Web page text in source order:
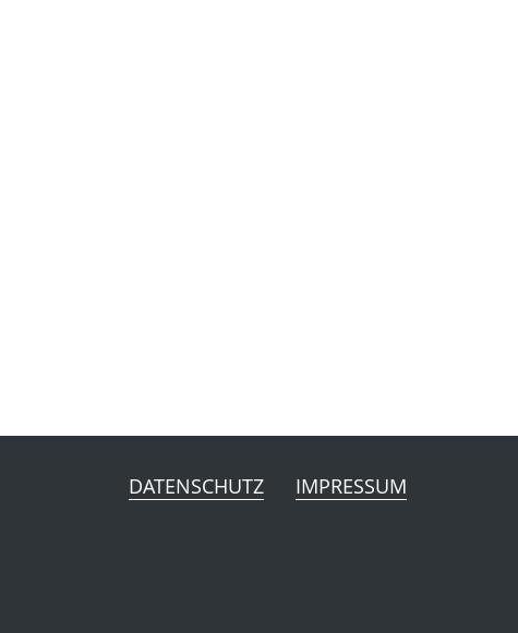
DATENSCHUTZ IMPRESSUM